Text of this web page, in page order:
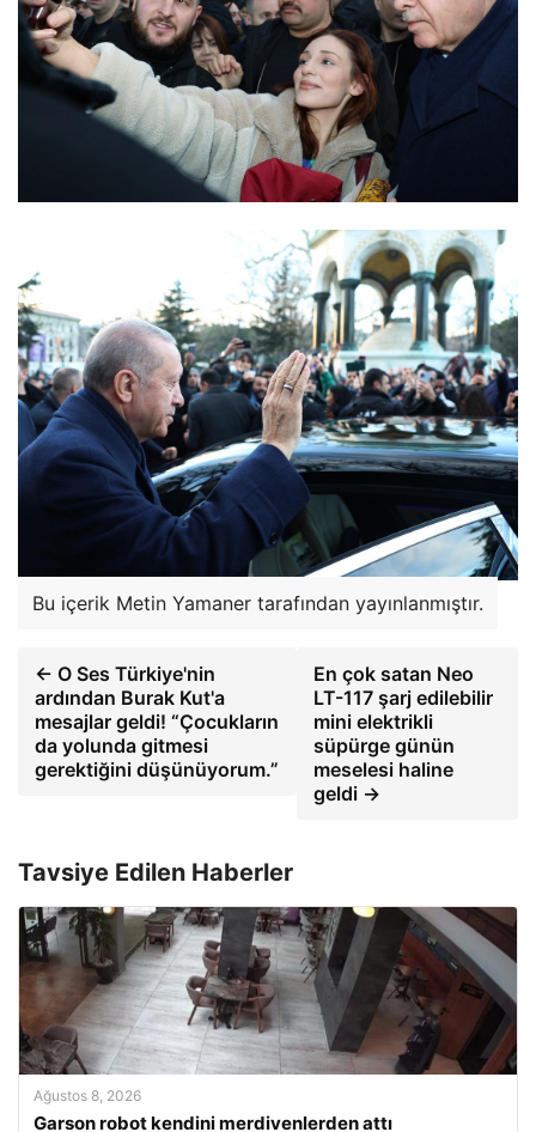
Bu içerik Metin Yamaner tarafından yayınlanmıştır.
← O Ses Türkiye'nin
ardından Burak Kut'a
mesajlar geldi! “Çocukların
da yolunda gitmesi
gerektiğini düşünüyorum.”
En çok satan Neo
LT-117 şarj edilebilir
mini elektrikli
süpürge günün
meselesi haline
geldi →
Tavsiye Edilen Haberler
Ağustos 8, 2026
Garson robot kendini merdivenlerden attı